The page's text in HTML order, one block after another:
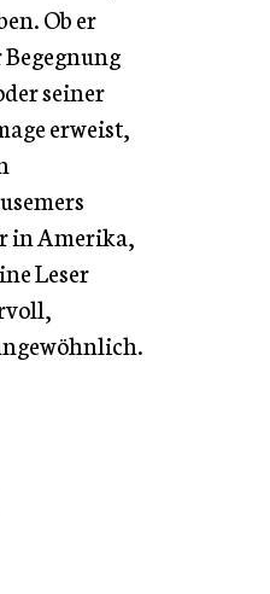
Ob er
seiner
erweist,
in Amerika,
Leser